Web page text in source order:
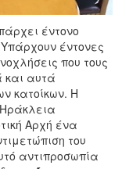
έντονο
έντονες
που τους
και αυτά
κατοίκων. Η
Αρχή ένα
του
αντιπροσωπία